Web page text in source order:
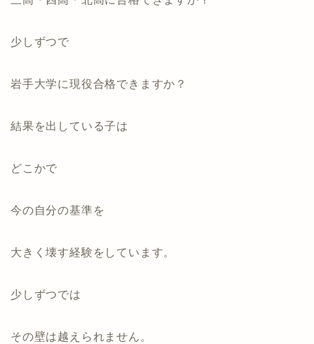
少しずつで
岩手大学に現役合格できますか？
結果を出している子は
どこかで
今の自分の基準を
大きく壊す経験をしています。
少しずつでは
その壁は越えられません。